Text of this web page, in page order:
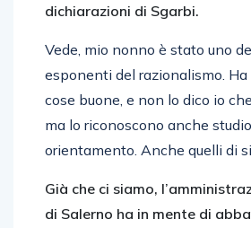
dichiarazioni di Sgarbi.
Vede, mio nonno è stato uno
esponenti del razionalismo.
cose buone, e non lo dico io
ma lo riconoscono anche
orientamento. Anche quelli di
Già che ci siamo,
di Salerno ha in mente di